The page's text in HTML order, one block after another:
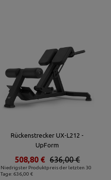
Rückenstrecker UX-L212 -
UpForm
Niedrigster Produktpreis der letzten 30
Tage: 636,00 €
636,00 €
508,80 €